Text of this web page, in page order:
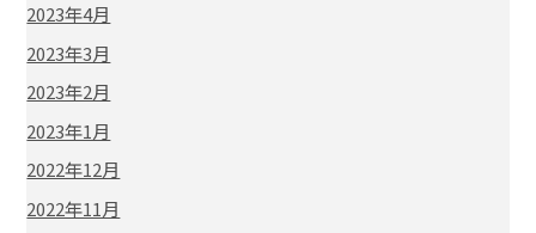
2023年4月
2023年3月
2023年2月
2023年1月
2022年12月
2022年11月